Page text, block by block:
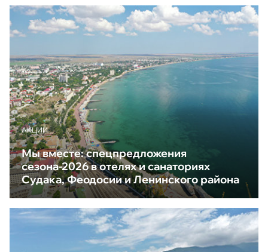
АКЦИИ
Мы вместе: спецпредложения
сезона-2026 в отелях и санаториях
Судака, Феодосии и Ленинского района